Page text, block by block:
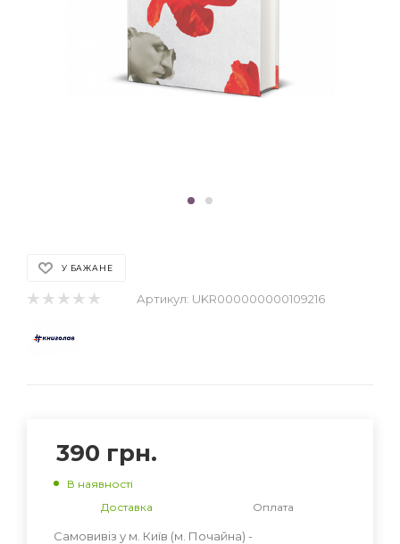
У БАЖАНЕ
Артикул: UKR000000000109216
390 грн.
В наявності
Доставка
Оплата
Самовивіз у м. Київ (м. Почайна) -